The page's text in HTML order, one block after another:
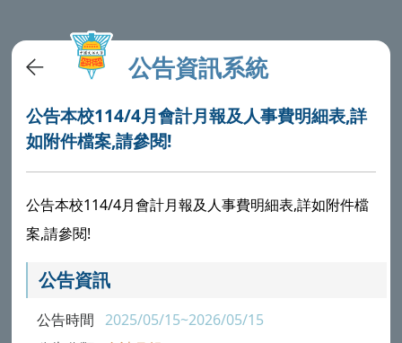
公告資訊系統
公告本校114/4月會計月報及人事費明細表,詳
如附件檔案,請參閱!
公告本校114/4月會計月報及人事費明細表,詳如附件檔
案,請參閱!
公告資訊
公告時間 2025/05/15~2026/05/15